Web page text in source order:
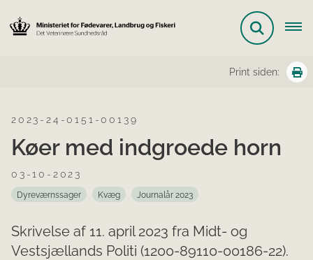
Print siden:
2023-24-0151-00139
Køer med indgroede horn
03-10-2023
Dyreværnssager Kvæg Journalår 2023
Skrivelse af 11. april 2023 fra Midt- og
Vestsjællands Politi (1200-89110-00186-22).